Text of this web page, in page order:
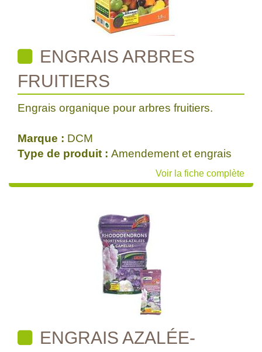
ENGRAIS ARBRES
FRUITIERS
Engrais organique pour arbres fruitiers.
Marque : DCM
Type de produit : Amendement et engrais
Voir la fiche complète
ENGRAIS AZALÉE-